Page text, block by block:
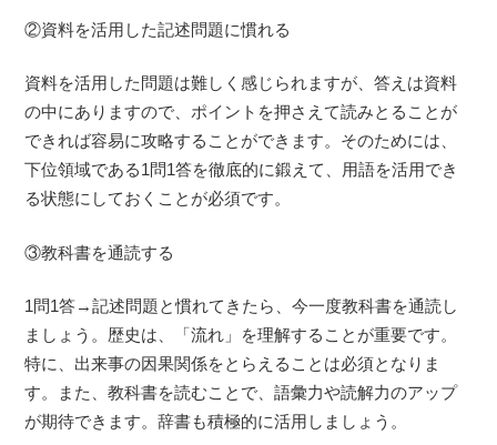
②資料を活用した記述問題に慣れる
資料を活用した問題は難しく感じられますが、答えは資料
の中にありますので、ポイントを押さえて読みとることが
できれば容易に攻略することができます。そのためには、
下位領域である1問1答を徹底的に鍛えて、用語を活用でき
る状態にしておくことが必須です。
③教科書を通読する
1問1答→記述問題と慣れてきたら、今一度教科書を通読し
ましょう。歴史は、「流れ」を理解することが重要です。
特に、出来事の因果関係をとらえることは必須となりま
す。また、教科書を読むことで、語彙力や読解力のアップ
が期待できます。辞書も積極的に活用しましょう。